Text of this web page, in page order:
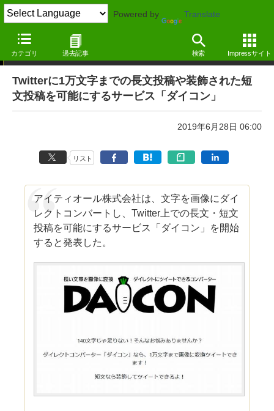
Powered by Translate
カテゴリ 過去記事 検索 Impressサイト
ニュース ―MdN Design Interactive edition―
Twitterに1万文字までの長文投稿や装飾された短
文投稿を可能にするサービス「ダイコン」
2019年6月28日 06:00
リスト
アイティオール株式会社は、文字を画像にダイ
レクトコンバートし、Twitter上での長文・短文
投稿を可能にするサービス「ダイコン」を開始
すると発表した。